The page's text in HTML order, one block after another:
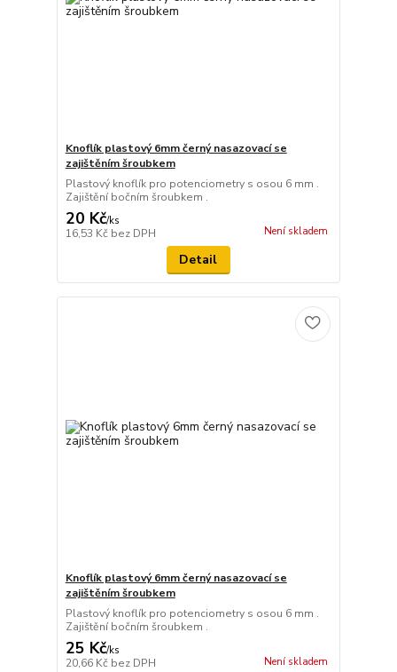
Knoflík plastový 6mm černý nasazovací se
zajištěním šroubkem
Plastový knoflík pro potenciometry s osou 6 mm .
Zajištění bočním šroubkem .
20 Kč/ks
16,53 Kč bez DPH Není skladem
Detail
Knoflík plastový 6mm černý nasazovací se
zajištěním šroubkem
Plastový knoflík pro potenciometry s osou 6 mm .
Zajištění bočním šroubkem .
25 Kč/ks
20,66 Kč bez DPH Není skladem